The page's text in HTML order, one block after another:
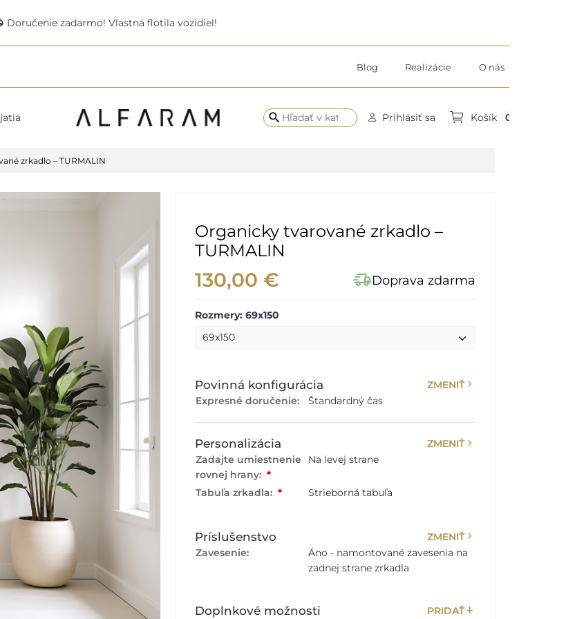
Doručenie zadarmo! Vlastná flotila vozidiel!
Blog Realizácie O nás
search Prihlásiť sa Košík 0
zrkadlo – TURMALIN
Organicky tvarované zrkadlo –
TURMALIN
130,00 € delivery_truck_speedDoprava zdarma
Rozmery: 69x150
Povinná konfigurácia ZMENIŤchevron_right
Expresné doručenie: Štandardný čas
Personalizácia ZMENIŤchevron_right
Zadajte umiestnenie
rovnej hrany: *
Na levej strane
Tabuľa zrkadla: * Strieborná tabuľa
Príslušenstvo ZMENIŤchevron_right
Zavesenie:
Áno - namontované zavesenia na
zadnej strane zrkadla
Doplnkové možnosti PRIDAŤadd